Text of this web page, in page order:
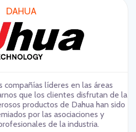
DAHUA
compañías líderes en las áreas
que los clientes disfrutan de la
productos de Dahua han sido
por las asociaciones y
de la industria.